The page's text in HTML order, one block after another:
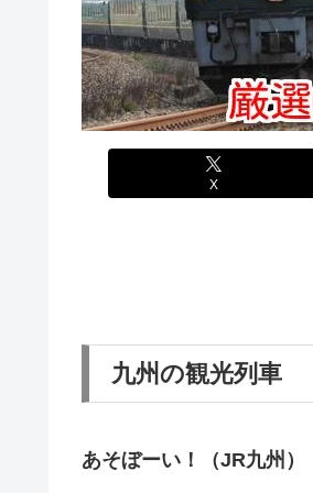
X
九州の観光列車
あそぼーい！（JR九州）